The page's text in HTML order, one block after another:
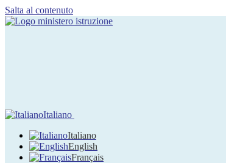
Salta al contenuto
Italiano
Italiano
English
Français